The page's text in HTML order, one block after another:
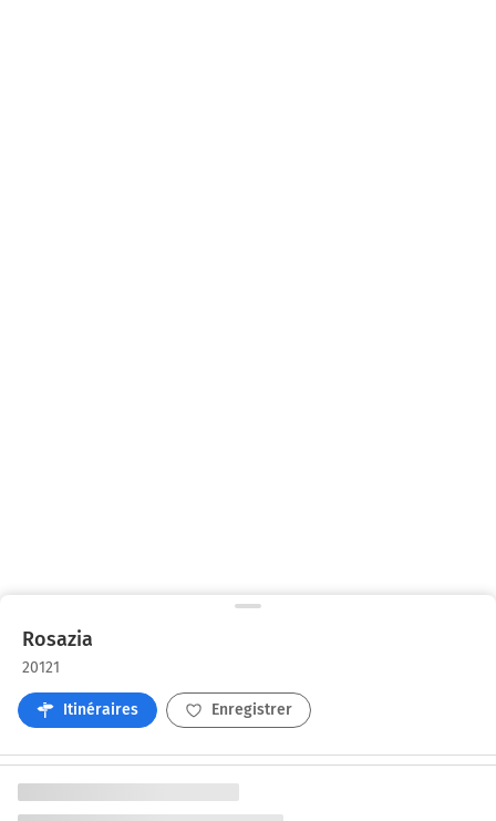
Rosazia
20121
Itinéraires Enregistrer